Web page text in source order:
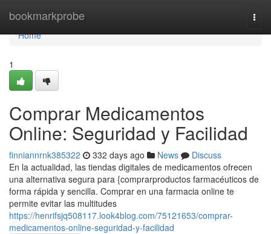
bookmarkprobe
Home
Home
1
Comprar Medicamentos
Online: Seguridad y Facilidad
finniannrnk385322 332 days ago News
Discuss
En la actualidad, las tiendas digitales de medicamentos ofrecen
una alternativa segura para {comprarproductos farmacéuticos de
forma rápida y sencilla. Comprar en una farmacia online te
permite evitar las multitudes
https://henrifsjq508117.look4blog.com/75121653/comprar-
medicamentos-online-seguridad-y-facilidad